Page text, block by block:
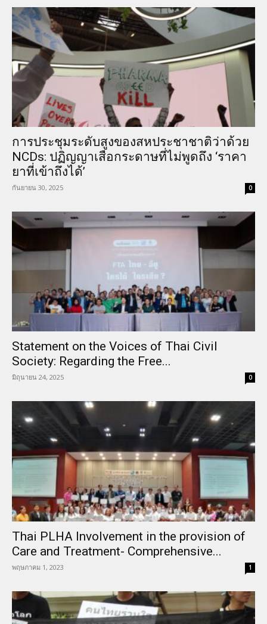
การประชุมระดับสูงของสหประชาชาติว่าด้วย
NCDs: ปฏิญญาเสือกระดาษที่ไม่พูดถึง ‘ราคา
ยาที่เข้าถึงได้’
กันยายน 30, 2025 0
Statement on the Voices of Thai Civil
Society: Regarding the Free...
มิถุนายน 24, 2025 0
Thai PLHA Involvement in the provision of
Care and Treatment- Comprehensive...
พฤษภาคม 1, 2023 1